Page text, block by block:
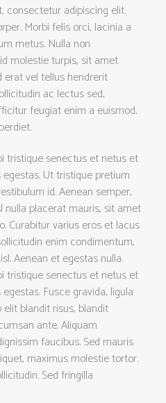
consectetur adipiscing elit.
Morbi felis orci, lacinia a
metus. Nulla non
molestie turpis, sit amet
vel tellus hendrerit
ac lectus sed,
feugiat enim a euismod.
tristique senectus et netus et
Ut tristique pretium
id. Aenean semper,
nulla placerat mauris, sit amet
Curabitur varius eros et lacus
enim condimentum,
Aenean et egestas nulla.
tristique senectus et netus et
Fusce gravida, ligula
blandit risus, blandit
ante. Aliquam
faucibus. Sed mauris
maximus molestie tortor.
Sed fringilla